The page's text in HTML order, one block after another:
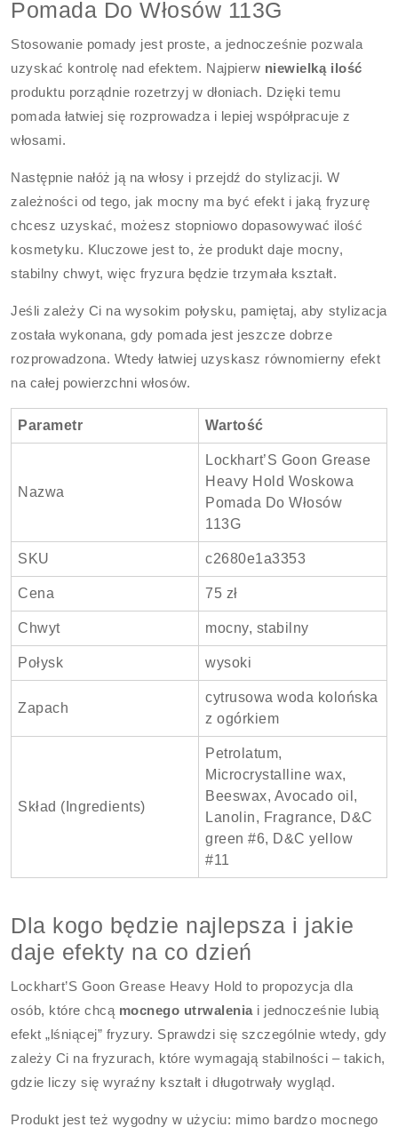
Pomada Do Włosów 113G
Stosowanie pomady jest proste, a jednocześnie pozwala
uzyskać kontrolę nad efektem. Najpierw niewielką ilość
produktu porządnie rozetrzyj w dłoniach. Dzięki temu
pomada łatwiej się rozprowadza i lepiej współpracuje z
włosami.
Następnie nałóż ją na włosy i przejdź do stylizacji. W
zależności od tego, jak mocny ma być efekt i jaką fryzurę
chcesz uzyskać, możesz stopniowo dopasowywać ilość
kosmetyku. Kluczowe jest to, że produkt daje mocny,
stabilny chwyt, więc fryzura będzie trzymała kształt.
Jeśli zależy Ci na wysokim połysku, pamiętaj, aby stylizacja
została wykonana, gdy pomada jest jeszcze dobrze
rozprowadzona. Wtedy łatwiej uzyskasz równomierny efekt
na całej powierzchni włosów.
Parametr Wartość
Nazwa
Lockhart’S Goon Grease
Heavy Hold Woskowa
Pomada Do Włosów
113G
SKU c2680e1a3353
Cena 75 zł
Chwyt mocny, stabilny
Połysk wysoki
Zapach
cytrusowa woda kolońska
z ogórkiem
Skład (Ingredients)
Petrolatum,
Microcrystalline wax,
Beeswax, Avocado oil,
Lanolin, Fragrance, D&C
green #6, D&C yellow
#11
Dla kogo będzie najlepsza i jakie
daje efekty na co dzień
Lockhart’S Goon Grease Heavy Hold to propozycja dla
osób, które chcą mocnego utrwalenia i jednocześnie lubią
efekt „lśniącej” fryzury. Sprawdzi się szczególnie wtedy, gdy
zależy Ci na fryzurach, które wymagają stabilności – takich,
gdzie liczy się wyraźny kształt i długotrwały wygląd.
Produkt jest też wygodny w użyciu: mimo bardzo mocnego